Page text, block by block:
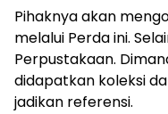
Pihaknya akan
melalui Perda ini.
Perpustakaan.
didapatkan koleksi
jadikan referensi.